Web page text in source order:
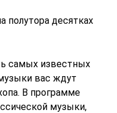
полутора десятках
самых известных
вас ждут
В программе
музыки,